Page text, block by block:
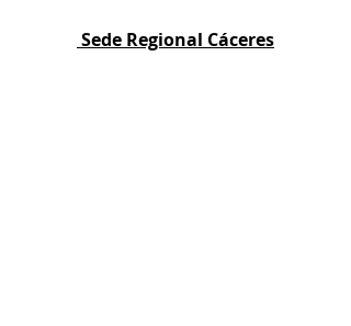
Sede Regional Cáceres